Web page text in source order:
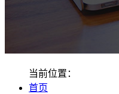
当前位置：
首页